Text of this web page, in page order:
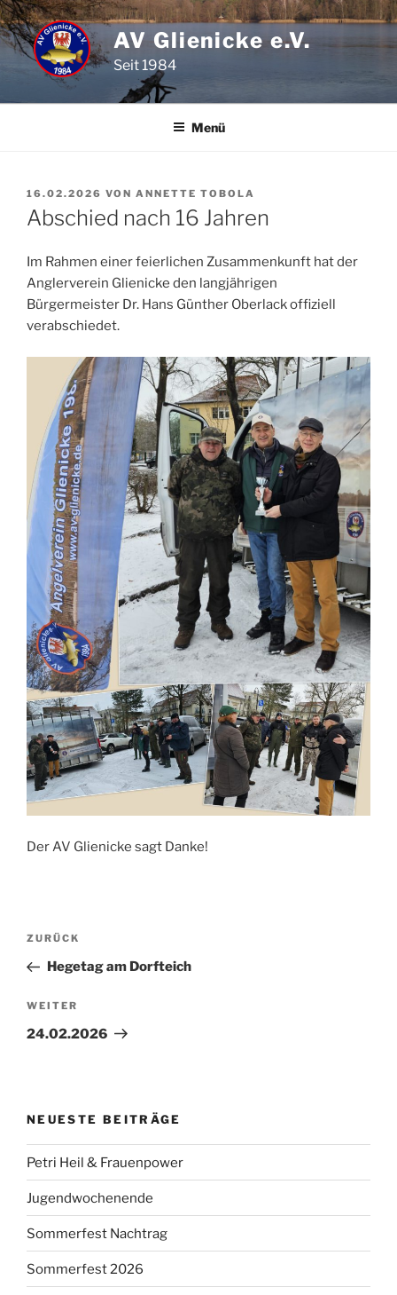
Zum
Inhalt
springen
AV Glienicke e.V.
Seit 1984
Menü
VERÖFFENTLICHT
AM
16.02.2026 VON ANNETTE TOBOLA
Abschied nach 16 Jahren
Im Rahmen einer feierlichen Zusammenkunft hat der
Anglerverein Glienicke den langjährigen
Bürgermeister Dr. Hans Günther Oberlack offiziell
verabschiedet.
Der AV Glienicke sagt Danke!
Beitragsnavigation
Vorheriger
Beitrag
ZURÜCK
Hegetag am Dorfteich
Nächster
Beitrag
WEITER
24.02.2026
NEUESTE BEITRÄGE
Petri Heil & Frauenpower
Jugendwochenende
Sommerfest Nachtrag
Sommerfest 2026